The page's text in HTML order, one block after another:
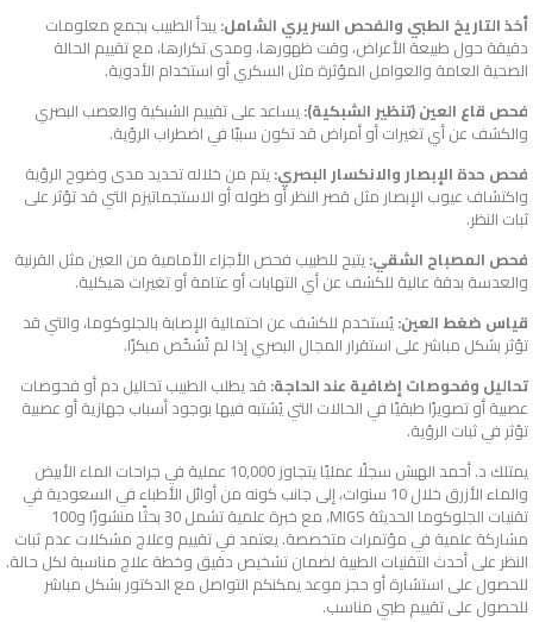
أخذ التاريخ الطبي والفحص السريري الشامل:يبدأ الطبيب بجمع معلومات
دقيقة حول طبيعة الأعراض، وقت ظهورها، ومدى تكرارها، مع تقييم الحالة
الصحية العامة والعوامل المؤثرة مثل السكري أو استخدام الأدوية.
فحص قاع العين (تنظير الشبكية):يساعد على تقييم الشبكية والعصب البصري
والكشف عن أي تغيرات أو أمراض قد تكون سببًا في اضطراب الرؤية.
فحص حدة الإبصار والانكسار البصري:يتم من خلاله تحديد مدى وضوح الرؤية
واكتشاف عيوب الإبصار مثل قصر النظر أو طوله أو الاستجماتيزم التي قد تؤثر على
ثبات النظر.
فحص المصباح الشقي:يتيح للطبيب فحص الأجزاء الأمامية من العين مثل القرنية
والعدسة بدقة عالية للكشف عن أي التهابات أو عتامة أو تغيرات هيكلية.
قياس ضغط العين:يُستخدم للكشف عن احتمالية الإصابة بالجلوكوما، والتي قد
تؤثر بشكل مباشر على استقرار المجال البصري إذا لم تُشخّص مبكرًا.
تحاليل وفحوصات إضافية عند الحاجة: قد يطلب الطبيب تحاليل دم أو فحوصات
عصبية أو تصويرًا طبقيًا في الحالات التي يُشتبه فيها بوجود أسباب جهازية أو عصبية
تؤثر في ثبات الرؤية.
يمتلك د. أحمد الهبش سجلًا عمليًا يتجاوز 10,000 عملية في جراحات الماء الأبيض
والماء الأزرق خلال 10 سنوات، إلى جانب كونه من أوائل الأطباء في السعودية في
تقنيات الجلوكوما الحديثة MIGS، مع خبرة علمية تشمل 30 بحثًا منشورًا و100
مشاركة علمية في مؤتمرات متخصصة. يعتمد في تقييم وعلاج مشكلات عدم ثبات
النظر على أحدث التقنيات الطبية لضمان تشخيص دقيق وخطة علاج مناسبة لكل حالة.
للحصول على استشارة أو حجز موعد يمكنكم التواصل مع الدكتور بشكل مباشر
للحصول على تقييم طبي مناسب.